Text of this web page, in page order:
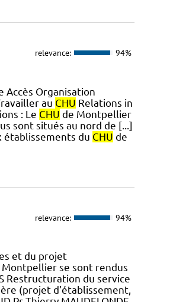
relevance: 94%
Accès Organisation
au CHU Relations in
: Le CHU de Montpellier
sont situés au nord de [...]
établissements du CHU de
relevance: 94%
et du projet
Montpellier se sont rendus
Restructuration du service
(projet d'établissement,